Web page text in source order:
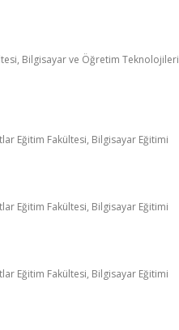
Bilgisayar ve Öğretim Teknolojileri
Eğitim Fakültesi, Bilgisayar Eğitimi
Eğitim Fakültesi, Bilgisayar Eğitimi
Eğitim Fakültesi, Bilgisayar Eğitimi